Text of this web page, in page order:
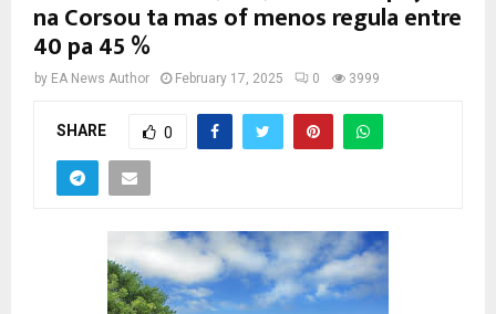
na Corsou ta mas of menos regula entre
40 pa 45 %
by EA News Author February 17, 2025 0 3999
SHARE 0